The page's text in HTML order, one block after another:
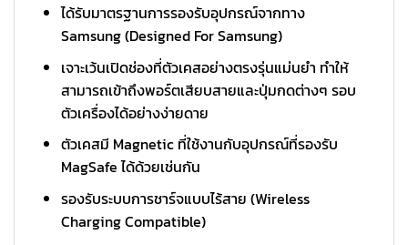
ได้รับมาตรฐานการรองรับอุปกรณ์จากทาง
Samsung (Designed For Samsung)
เจาะเว้นเปิดช่องที่ตัวเคสอย่างตรงรุ่นแม่นยำ ทำให้
สามารถเข้าถึงพอร์ตเสียบสายและปุ่มกดต่างๆ รอบ
ตัวเครื่องได้อย่างง่ายดาย
ตัวเคสมี Magnetic ที่ใช้งานกับอุปกรณ์ที่รองรับ
MagSafe ได้ด้วยเช่นกัน
รองรับระบบการชาร์จแบบไร้สาย (Wireless
Charging Compatible)